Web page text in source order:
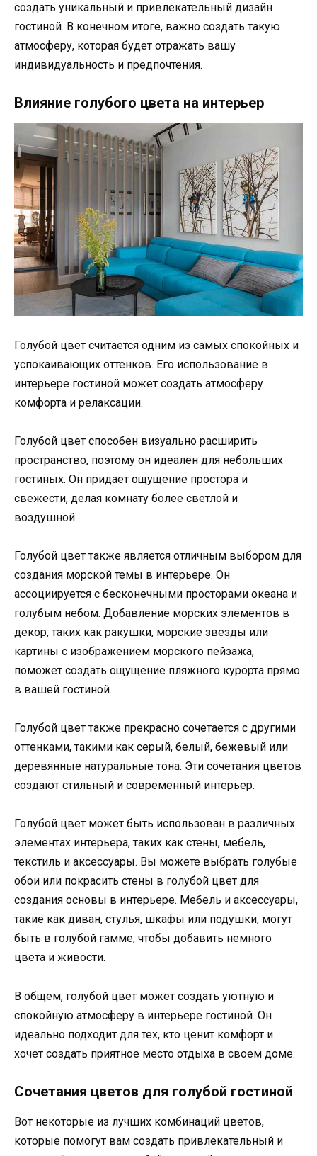
создать уникальный и привлекательный дизайн
гостиной. В конечном итоге, важно создать такую
атмосферу, которая будет отражать вашу
индивидуальность и предпочтения.
Влияние голубого цвета на интерьер
Голубой цвет считается одним из самых спокойных и
успокаивающих оттенков. Его использование в
интерьере гостиной может создать атмосферу
комфорта и релаксации.
Голубой цвет способен визуально расширить
пространство, поэтому он идеален для небольших
гостиных. Он придает ощущение простора и
свежести, делая комнату более светлой и
воздушной.
Голубой цвет также является отличным выбором для
создания морской темы в интерьере. Он
ассоциируется с бесконечными просторами океана и
голубым небом. Добавление морских элементов в
декор, таких как ракушки, морские звезды или
картины с изображением морского пейзажа,
поможет создать ощущение пляжного курорта прямо
в вашей гостиной.
Голубой цвет также прекрасно сочетается с другими
оттенками, такими как серый, белый, бежевый или
деревянные натуральные тона. Эти сочетания цветов
создают стильный и современный интерьер.
Голубой цвет может быть использован в различных
элементах интерьера, таких как стены, мебель,
текстиль и аксессуары. Вы можете выбрать голубые
обои или покрасить стены в голубой цвет для
создания основы в интерьере. Мебель и аксессуары,
такие как диван, стулья, шкафы или подушки, могут
быть в голубой гамме, чтобы добавить немного
цвета и живости.
В общем, голубой цвет может создать уютную и
спокойную атмосферу в интерьере гостиной. Он
идеально подходит для тех, кто ценит комфорт и
хочет создать приятное место отдыха в своем доме.
Сочетания цветов для голубой гостиной
Вот некоторые из лучших комбинаций цветов,
которые помогут вам создать привлекательный и